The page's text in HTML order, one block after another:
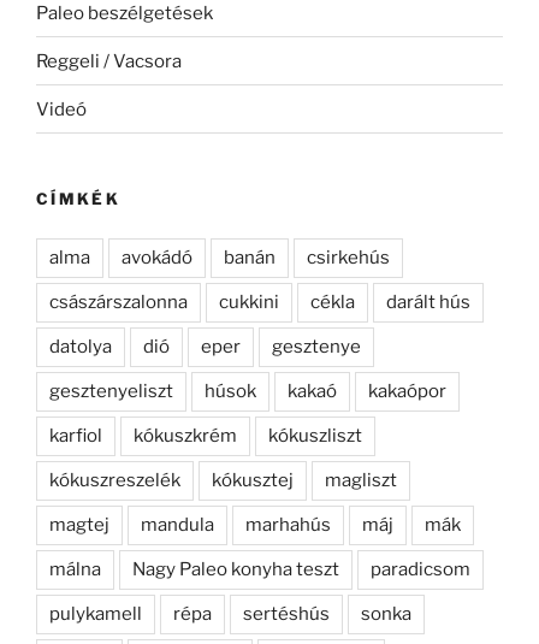
Paleo beszélgetések
Reggeli / Vacsora
Videó
CÍMKÉK
alma avokádó banán csirkehús
császárszalonna cukkini cékla darált hús
datolya dió eper gesztenye
gesztenyeliszt húsok kakaó kakaópor
karfiol kókuszkrém kókuszliszt
kókuszreszelék kókusztej magliszt
magtej mandula marhahús máj mák
málna Nagy Paleo konyha teszt paradicsom
pulykamell répa sertéshús sonka